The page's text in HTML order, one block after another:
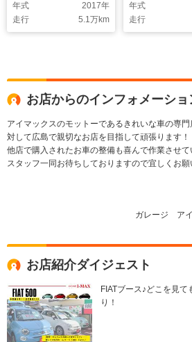
シートヒーター 純正
ナビ バックカメラ
前後ドラレコ レーダ
年式
2017年
走行
5.1万km
ー
年式
走行
お店からのインフォメーショ
アイマックスのモットーであるきれいな車の専
対して広島で親切なお店を目指して頑張ります！
他店で購入されたお車の整備も喜んで作業させて
スタッフ一同お待ちしておりますので宜しくお願
ガレージ ア
お店紹介ダイジェスト
FIATブース♪どこを見
り！